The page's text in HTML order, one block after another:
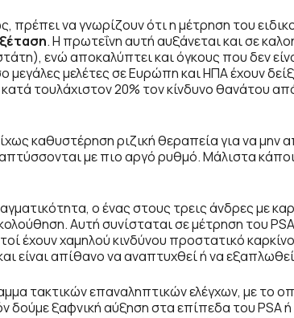
πρέπει να γνωρίζουν ότι η μέτρηση του
. Η πρωτεΐνη αυτή αυξάνεται και σε
ενώ αποκαλύπτει και όγκους που δεν
μελέτες σε Ευρώπη και ΗΠΑ έχουν
τουλάχιστον 20% τον κίνδυνο θανάτου
καθυστέρηση ριζική θεραπεία για να μην
με πιο αργό ρυθμό. Μάλιστα
ο ένας στους τρεις άνδρες με
Αυτή συνίσταται σε μέτρηση του
έχουν χαμηλού κινδύνου προστατικό
είναι απίθανο να αναπτυχθεί ή να
τακτικών επαναληπτικών ελέγχων, με το
δούμε ξαφνική αύξηση στα επίπεδα του PSA ή